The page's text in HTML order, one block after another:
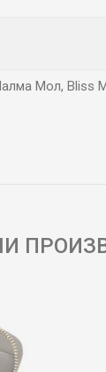
Мол, Bliss